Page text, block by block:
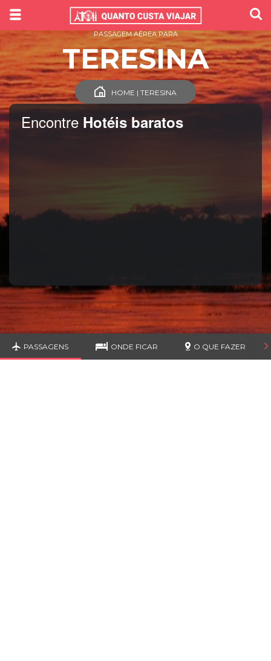
Encontre Hotéis baratos
PASSAGEM AÉREA PARA
TERESINA
HOME | TERESINA
PASSAGENS ONDE FICAR O QUE FAZER